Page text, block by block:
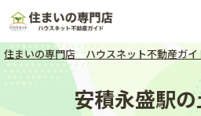
住まいの専門店 ハウスネット不動産ガイ
安積永盛駅